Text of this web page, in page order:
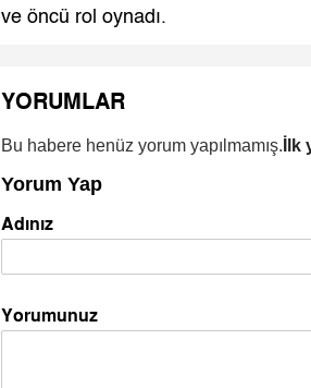
ve öncü rol oynadı.
YORUMLAR
Bu habere henüz yorum yapılmamış.
Yorum Yap
Adınız
Yorumunuz